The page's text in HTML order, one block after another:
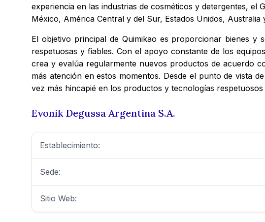
experiencia en las industrias de cosméticos y detergentes,
México, América Central y del Sur, Estados Unidos,
El objetivo principal de Quimikao es proporcionar bienes y
respetuosas y fiables. Con el apoyo constante de los
crea y evalúa regularmente nuevos productos de acuerdo
más atención en estos momentos. Desde el punto de vista
vez más hincapié en los productos y tecnologías
Evonik Degussa Argentina S.A.
Establecimiento:
Sede:
Sitio Web: